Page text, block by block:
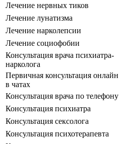
Лечение нервных тиков
Лечение лунатизма
Лечение нарколепсии
Лечение социофобии
Консультация врача психиатра-
нарколога
Первичная консультация онлайн
в чатах
Консультация врача по телефону
Консультация психиатра
Консультация сексолога
Консультация психотерапевта